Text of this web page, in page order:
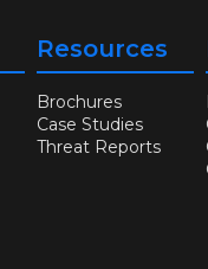
Resources
Brochures
Case Studies
Threat Reports